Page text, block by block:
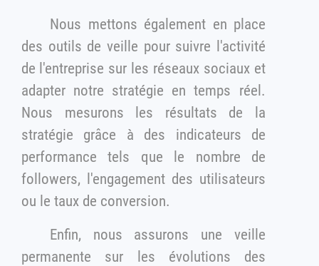
Nous mettons également en place
des outils de veille pour suivre l'activité
de l'entreprise sur les réseaux sociaux et
adapter notre stratégie en temps réel.
Nous mesurons les résultats de la
stratégie grâce à des indicateurs de
performance tels que le nombre de
followers, l'engagement des utilisateurs
ou le taux de conversion.
Enfin, nous assurons une veille
permanente sur les évolutions des